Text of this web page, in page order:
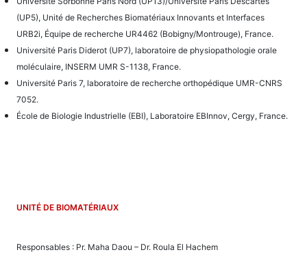
(UP5), Unité de Recherches Biomatériaux Innovants et Interfaces
URB2i, Équipe de recherche UR4462 (Bobigny/Montrouge), France.
Université Paris Diderot (UP7), laboratoire de physiopathologie orale
moléculaire, INSERM UMR S-1138, France.
Université Paris 7, laboratoire de recherche orthopédique UMR-CNRS
7052.
École de Biologie Industrielle (EBI), Laboratoire EBInnov, Cergy, France.
UNITÉ DE BIOMATÉRIAUX
Responsables : Pr. Maha Daou – Dr. Roula El Hachem